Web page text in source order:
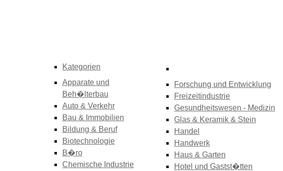
Kategorien
Apparate und
Beh�lterbau
Auto & Verkehr
Bau & Immobilien
Bildung & Beruf
Biotechnologie
B�ro
Chemische Industrie
Forschung und Entwicklung
Freizeitindustrie
Gesundheitswesen - Medizin
Glas & Keramik & Stein
Handel
Handwerk
Haus & Garten
Hotel und Gastst�tten